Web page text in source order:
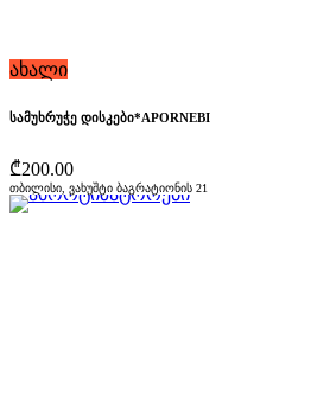
ახალი
სამუხრუჭე დისკები*APORNEBI
₾200.00
თბილისი, ვახუშტი ბაგრატიონის 21